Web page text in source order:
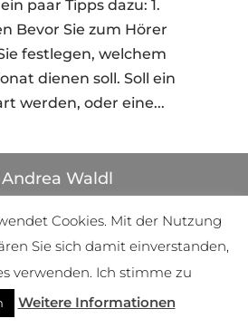
paar Tipps dazu: 1.
Bevor Sie zum Hörer
festlegen, welchem
dienen soll. Soll ein
werden, oder eine...
Andrea Waldl
Cookies. Mit der Nutzung
Sie sich damit einverstanden,
verwenden. Ich stimme zu
Weitere Informationen